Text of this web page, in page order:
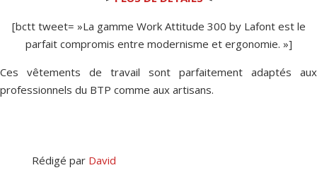
[bctt tweet= »La gamme Work Attitude 300 by Lafont est le
parfait compromis entre modernisme et ergonomie. »]
Ces vêtements de travail sont parfaitement adaptés aux
professionnels du BTP comme aux artisans.
Rédigé par David